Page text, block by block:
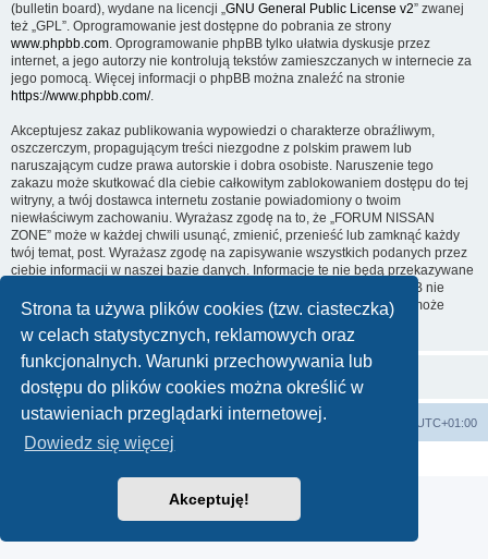
Strona ta używa plików cookies (tzw. ciasteczka)
w celach statystycznych, reklamowych oraz
funkcjonalnych. Warunki przechowywania lub
dostępu do plików cookies można określić w
ustawieniach przeglądarki internetowej.
Dowiedz się więcej
Akceptuję!
(bulletin board), wydane na licencji „GNU General Public License v2” zwanej
też „GPL”. Oprogramowanie jest dostępne do pobrania ze strony
www.phpbb.com. Oprogramowanie phpBB tylko ułatwia dyskusje przez
internet, a jego autorzy nie kontrolują tekstów zamieszczanych w internecie za
jego pomocą. Więcej informacji o phpBB można znaleźć na stronie
https://www.phpbb.com/.
Akceptujesz zakaz publikowania wypowiedzi o charakterze obraźliwym,
oszczerczym, propagującym treści niezgodne z polskim prawem lub
naruszającym cudze prawa autorskie i dobra osobiste. Naruszenie tego
zakazu może skutkować dla ciebie całkowitym zablokowaniem dostępu do tej
witryny, a twój dostawca internetu zostanie powiadomiony o twoim
niewłaściwym zachowaniu. Wyrażasz zgodę na to, że „FORUM NISSAN
ZONE” może w każdej chwili usunąć, zmienić, przenieść lub zamknąć każdy
twój temat, post. Wyrażasz zgodę na zapisywanie wszystkich podanych przez
ciebie informacji w naszej bazie danych. Informacje te nie będą przekazywane
nikomu bez twojej zgody, ale ani „FORUM NISSAN ZONE”, ani phpBB nie
ponosi odpowiedzialności za włamania do witryny, podczas których może
dojść do kradzieży danych.
Strona główna KLUBU FORUM UTC+01:00
Technologię dostarcza